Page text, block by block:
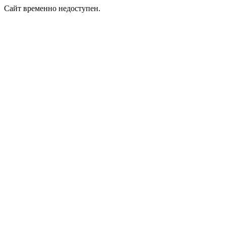
Сайт временно недоступен.